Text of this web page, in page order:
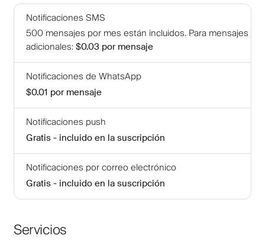
Notificaciones SMS
500 mensajes por mes están incluidos. Para mensajes
adicionales: $0.03 por mensaje
Notificaciones de WhatsApp
$0.01 por mensaje
Notificaciones push
Gratis - incluido en la suscripción
Notificaciones por correo electrónico
Gratis - incluido en la suscripción
Servicios